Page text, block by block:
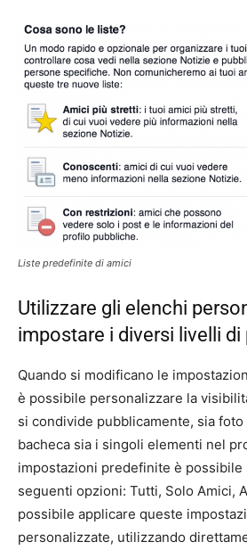
Liste predefinite di amici
Utilizzare gli elenchi
impostare i diversi livelli di
Quando si modificano le
è possibile personalizzare la
si condivide pubblicamente, sia foto
bacheca sia i singoli elementi nel
impostazioni predefinite è
seguenti opzioni: Tutti, Solo Amici,
possibile applicare queste
personalizzate, utilizzando